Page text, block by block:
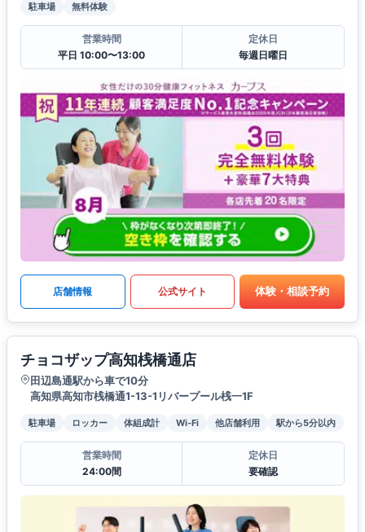
駐車場 無料体験
営業時間
平日 10:00〜13:00
定休日
毎週日曜日
店舗情報 公式サイト 体験・相談予約
チョコザップ高知桟橋通店
田辺島通駅から車で10分
高知県高知市桟橋通1-13-1リバープール桟一1F
駐車場 ロッカー 体組成計 Wi-Fi 他店舗利用 駅から5分以内
営業時間
24:00間
定休日
要確認